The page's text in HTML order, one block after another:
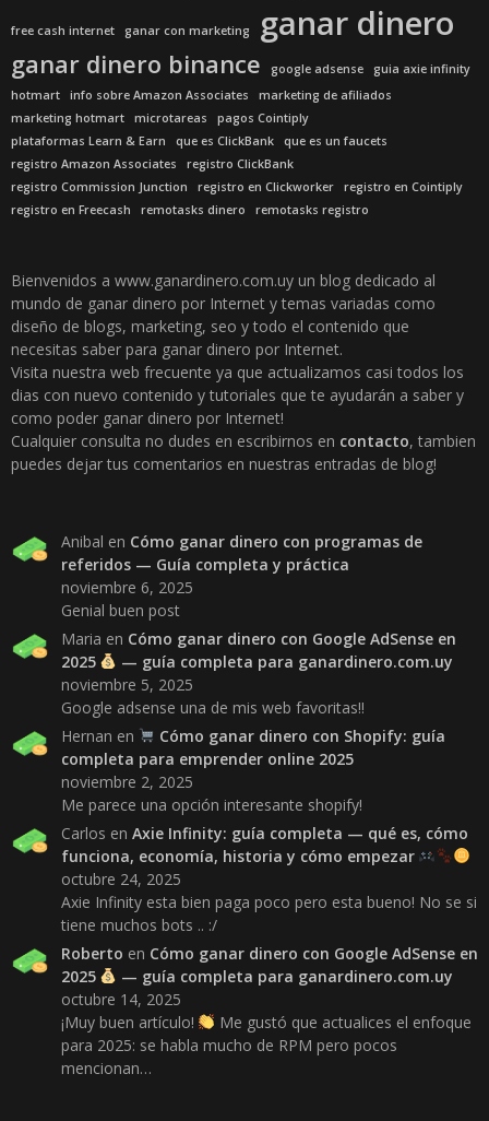
free cash internet ganar con marketing ganar dinero
ganar dinero binance google adsense
guia axie infinity
hotmart
info sobre Amazon Associates
marketing de afiliados
marketing hotmart
microtareas
pagos Cointiply
plataformas Learn & Earn
que es ClickBank
que es un faucets
registro Amazon Associates
registro ClickBank
registro Commission Junction
registro en Clickworker
registro en Cointiply
registro en Freecash
remotasks dinero remotasks registro
Bienvenidos a www.ganardinero.com.uy un blog dedicado al
mundo de ganar dinero por Internet y temas variadas como
diseño de blogs, marketing, seo y todo el contenido que
necesitas saber para ganar dinero por Internet.
Visita nuestra web frecuente ya que actualizamos casi todos los
dias con nuevo contenido y tutoriales que te ayudarán a saber y
como poder ganar dinero por Internet!
Cualquier consulta no dudes en escribirnos en contacto, tambien
puedes dejar tus comentarios en nuestras entradas de blog!
Anibal en Cómo ganar dinero con programas de
referidos — Guía completa y práctica
noviembre 6, 2025
Genial buen post
Maria en Cómo ganar dinero con Google AdSense en
2025
— guía completa para ganardinero.com.uy
noviembre 5, 2025
Google adsense una de mis web favoritas!!
Hernan en
Cómo ganar dinero con Shopify: guía
completa para emprender online 2025
noviembre 2, 2025
Me parece una opción interesante shopify!
Carlos en Axie Infinity: guía completa — qué es, cómo
funciona, economía, historia y cómo empezar
octubre 24, 2025
Axie Infinity esta bien paga poco pero esta bueno! No se si
tiene muchos bots .. :/
Roberto en Cómo ganar dinero con Google AdSense en
2025
— guía completa para ganardinero.com.uy
octubre 14, 2025
¡Muy buen artículo!
Me gustó que actualices el enfoque
para 2025: se habla mucho de RPM pero pocos
mencionan…